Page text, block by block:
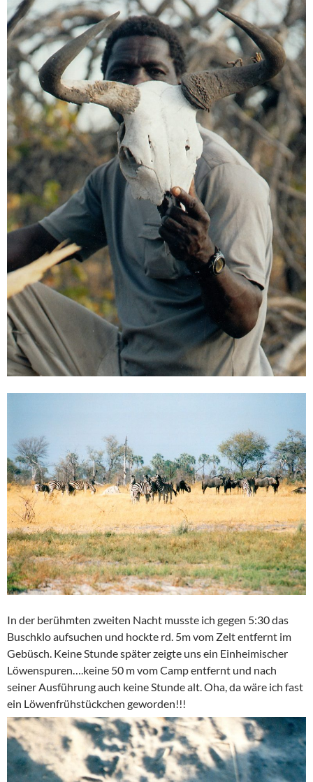
In der berühmten zweiten Nacht musste ich gegen 5:30 das
Buschklo aufsuchen und hockte rd. 5m vom Zelt entfernt im
Gebüsch. Keine Stunde später zeigte uns ein Einheimischer
Löwenspuren….keine 50 m vom Camp entfernt und nach
seiner Ausführung auch keine Stunde alt. Oha, da wäre ich fast
ein Löwenfrühstückchen geworden!!!